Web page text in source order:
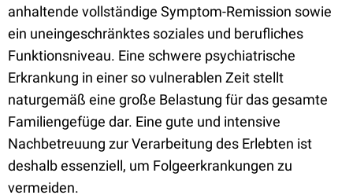
anhaltende vollständige Symptom-Remission sowie
ein uneingeschränktes soziales und berufliches
Funktionsniveau. Eine schwere psychiatrische
Erkrankung in einer so vulnerablen Zeit stellt
naturgemäß eine große Belastung für das gesamte
Familiengefüge dar. Eine gute und intensive
Nachbetreuung zur Verarbeitung des Erlebten ist
deshalb essenziell, um Folgeerkrankungen zu
vermeiden.